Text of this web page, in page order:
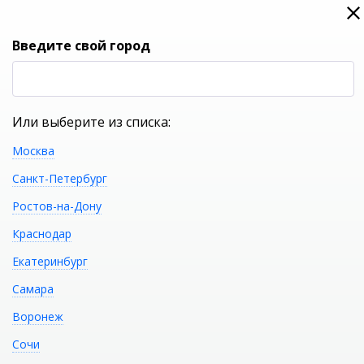
0
Акриловая
отдельностоящая ванна ABBER
Введите свой город
Или выберите из списка:
Москва
Санкт-Петербург
Ростов-на-Дону
Краснодар
Екатеринбург
Самара
Воронеж
Сочи